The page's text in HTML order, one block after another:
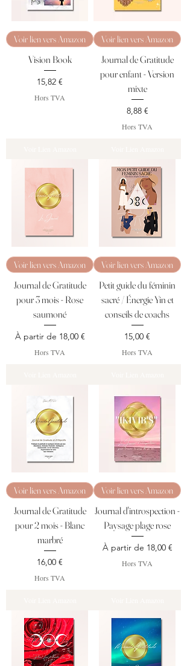
Voir lien vers Amazon
Vision Book
Prix
15,82 €
Hors TVA
Voir lien vers Amazon
Journal de Gratitude
pour enfant - Version
mixte
Prix
8,88 €
Hors TVA
Voir lien vers Amazon
Journal de Gratitude
pour 3 mois - Rose
saumoné
À partir de 18,00 €
Prix promotionnel
Hors TVA
Voir lien vers Amazon
Petit guide du féminin
sacré / Énergie Yin et
conseils de coachs
Prix
15,00 €
Hors TVA
Voir lien vers Amazon
Journal de Gratitude
pour 2 mois - Blanc
marbré
Prix
16,00 €
Hors TVA
Voir lien vers Amazon
Journal d'introspection -
Paysage plage rose
À partir de 18,00 €
Prix promotionnel
Hors TVA